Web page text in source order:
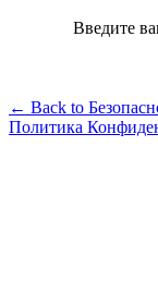
Введите
← Back to
Политика